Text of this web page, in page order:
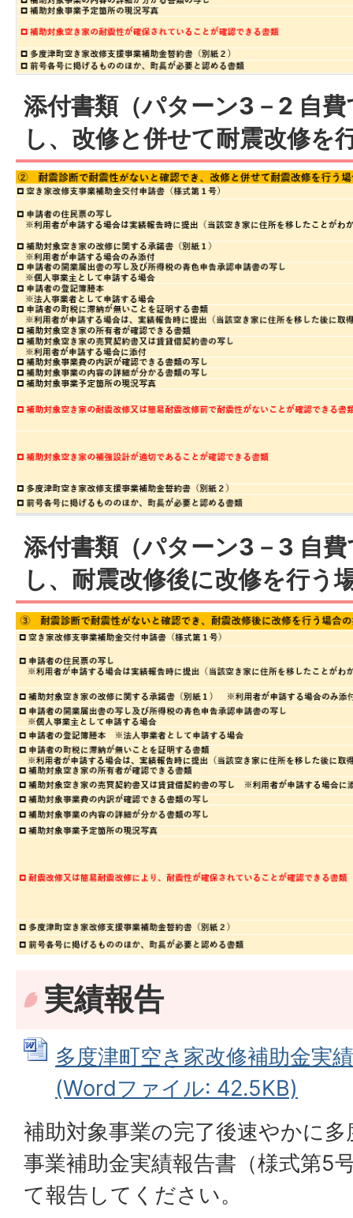
添付書類（パターン3－2 自
し、改修と併せて耐震改修を
添付書類（パターン3－3 自
し、耐震改修後に改修を行う
実績報告
多度津町空き家改修補助金実
(Wordファイル: 42.5KB)
補助対象事業の完了後速やかに
事業補助金実績報告書（様式第5
て報告してください。